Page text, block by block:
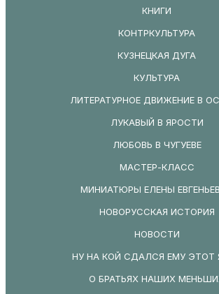
КНИГИ
КОНТРКУЛЬТУРА
КУЗНЕЦКАЯ ДУГА
КУЛЬТУРА
ЛИТЕРАТУРНОЕ ДВИЖЕНИЕ В
ЛУКАВЫЙ В ЯРОСТИ
ЛЮБОВЬ В ЧУГУЕВЕ
МАСТЕР-КЛАСС
МИНИАТЮРЫ ЕЛЕНЫ
НОВОРУССКАЯ ИСТОРИЯ
НОВОСТИ
НУ НА КОЙ СДАЛСЯ ЕМУ ЭТОТ
О БРАТЬЯХ НАШИХ